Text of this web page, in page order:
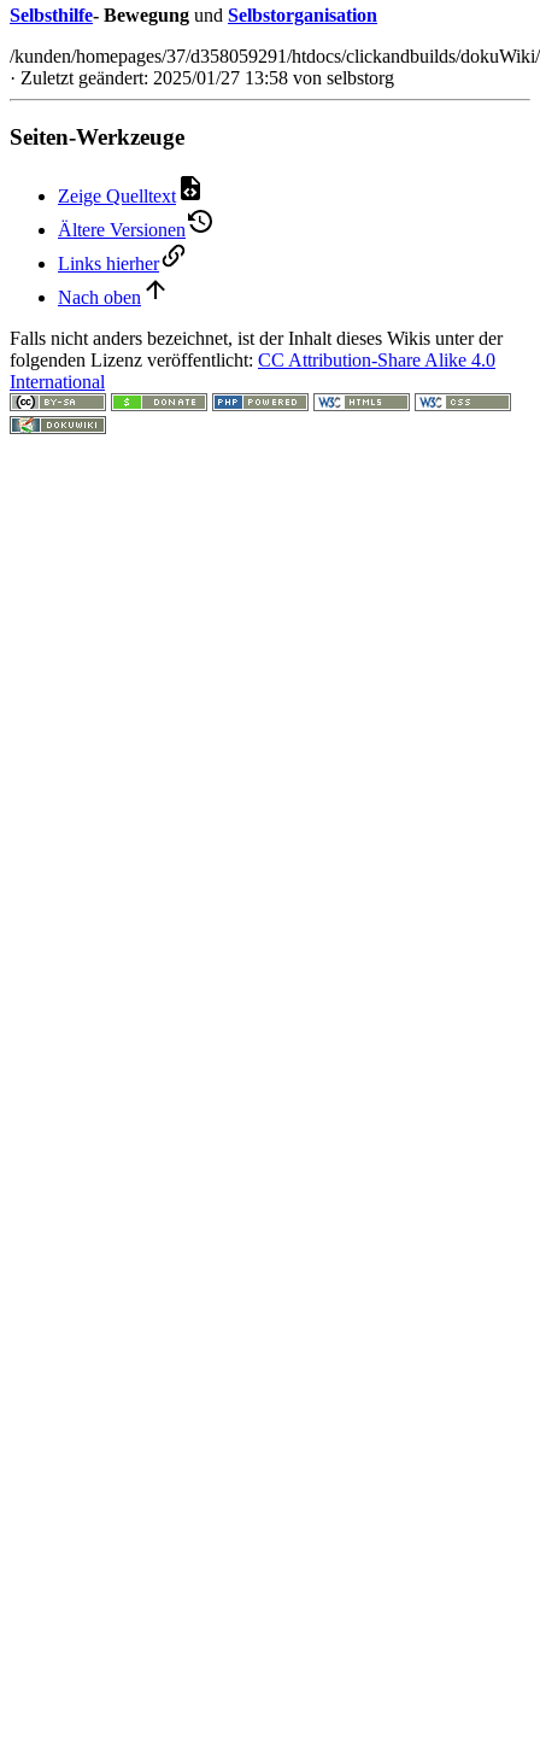
Selbsthilfe- Bewegung und Selbstorganisation
/kunden/homepages/37/d358059291/htdocs/clickandbuilds/
· Zuletzt geändert: 2025/01/27 13:58 von selbstorg
Seiten-Werkzeuge
Zeige Quelltext
Ältere Versionen
Links hierher
Nach oben
Falls nicht anders bezeichnet, ist der Inhalt dieses Wikis unter der
folgenden Lizenz veröffentlicht: CC Attribution-Share Alike 4.0
International